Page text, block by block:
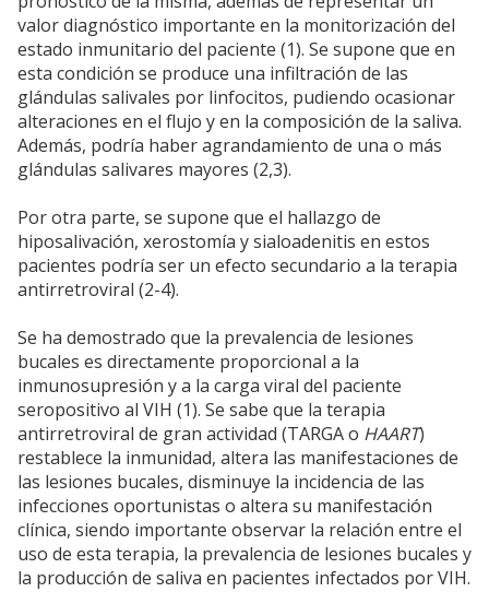
valor diagnóstico importante en la monitorización del
estado inmunitario del paciente (1). Se supone que en
esta condición se produce una infiltración de las
glándulas salivales por linfocitos, pudiendo ocasionar
alteraciones en el flujo y en la composición de la saliva.
Además, podría haber agrandamiento de una o más
glándulas salivares mayores (2,3).
Por otra parte, se supone que el hallazgo de
hiposalivación, xerostomía y sialoadenitis en estos
pacientes podría ser un efecto secundario a la terapia
antirretroviral (2-4).
Se ha demostrado que la prevalencia de lesiones
bucales es directamente proporcional a la
inmunosupresión y a la carga viral del paciente
seropositivo al VIH (1). Se sabe que la terapia
antirretroviral de gran actividad (TARGA o HAART)
restablece la inmunidad, altera las manifestaciones de
las lesiones bucales, disminuye la incidencia de las
infecciones oportunistas o altera su manifestación
clínica, siendo importante observar la relación entre el
uso de esta terapia, la prevalencia de lesiones bucales y
la producción de saliva en pacientes infectados por VIH.